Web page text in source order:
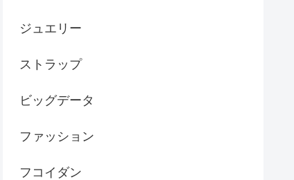
ジュエリー
ストラップ
ビッグデータ
ファッション
フコイダン